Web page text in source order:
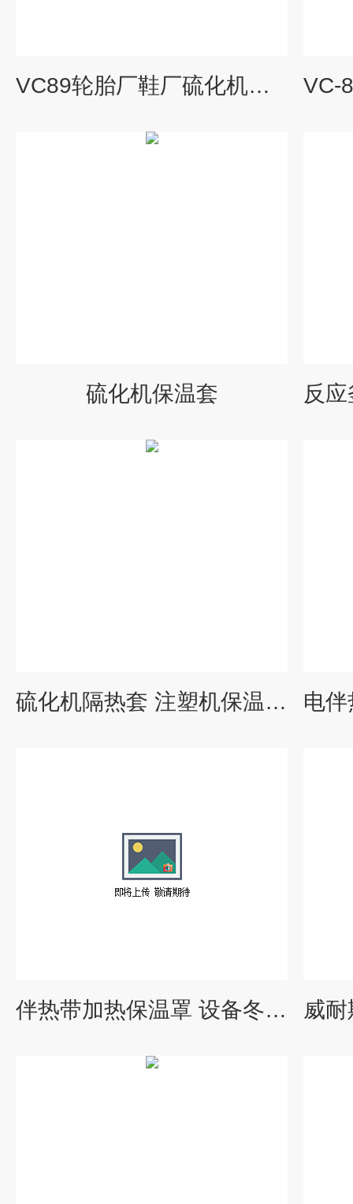
VC89轮胎厂鞋厂硫化机阀门保温套
硫化机保温套
硫化机隔热套 注塑机保温套 电加热保温衣 可拆卸 可定制
伴热带加热保温罩 设备冬季防冻电伴热加热套 耐高温 柔性可拆卸